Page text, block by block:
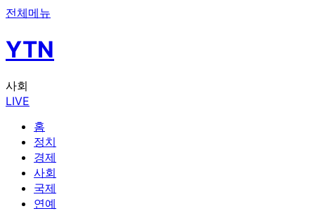
전체메뉴
YTN
사회
LIVE
홈
정치
경제
사회
국제
연예